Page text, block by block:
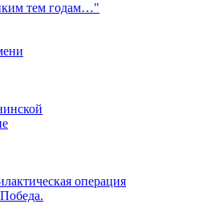
тем годам…"
операция